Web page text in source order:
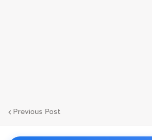
Previous Post